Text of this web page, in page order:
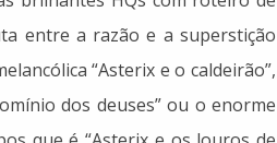
entre a razão e a superstição
“Asterix e o caldeirão”,
dos deuses” ou o enorme